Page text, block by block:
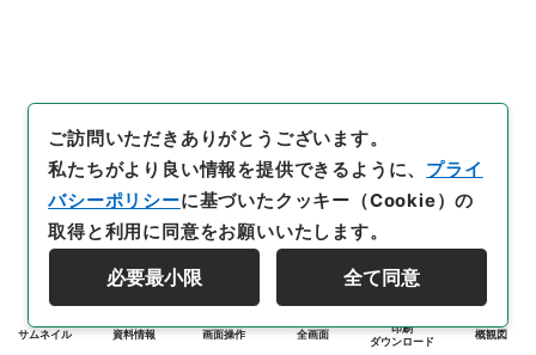
サムネイル 資料情報 画面操作 全画面
印刷
ダウンロード
概観図
ご訪問いただきありがとうございます。
私たちがより良い情報を提供できるように、 プライ
バシーポリシーに基づいたクッキー（Cookie）の
取得と利用に同意をお願いいたします。
必要最小限 全て同意